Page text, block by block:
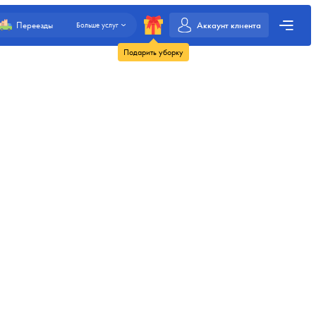
Переезды Больше услуг
Подарить уборку
Аккаунт клиента